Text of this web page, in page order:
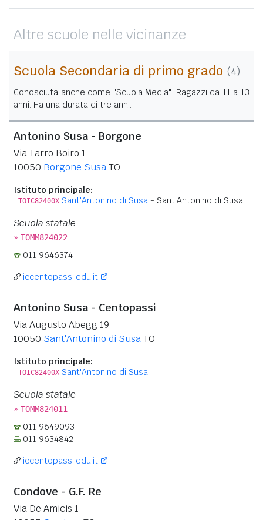
Altre scuole nelle vicinanze
Scuola Secondaria di primo grado (4)
Conosciuta anche come "Scuola Media". Ragazzi da 11 a 13
anni. Ha una durata di tre anni.
Antonino Susa - Borgone
Via Tarro Boiro 1
10050 Borgone SusaTO
Istituto principale:
TOIC82400X Sant'Antonino di Susa - Sant'Antonino di Susa
Scuola statale
» TOMM824022
011 9646374
iccentopassi.edu.it
Antonino Susa - Centopassi
Via Augusto Abegg 19
10050 Sant'Antonino di SusaTO
Istituto principale:
TOIC82400X Sant'Antonino di Susa
Scuola statale
» TOMM824011
011 9649093
011 9634842
iccentopassi.edu.it
Condove - G.F. Re
Via De Amicis 1